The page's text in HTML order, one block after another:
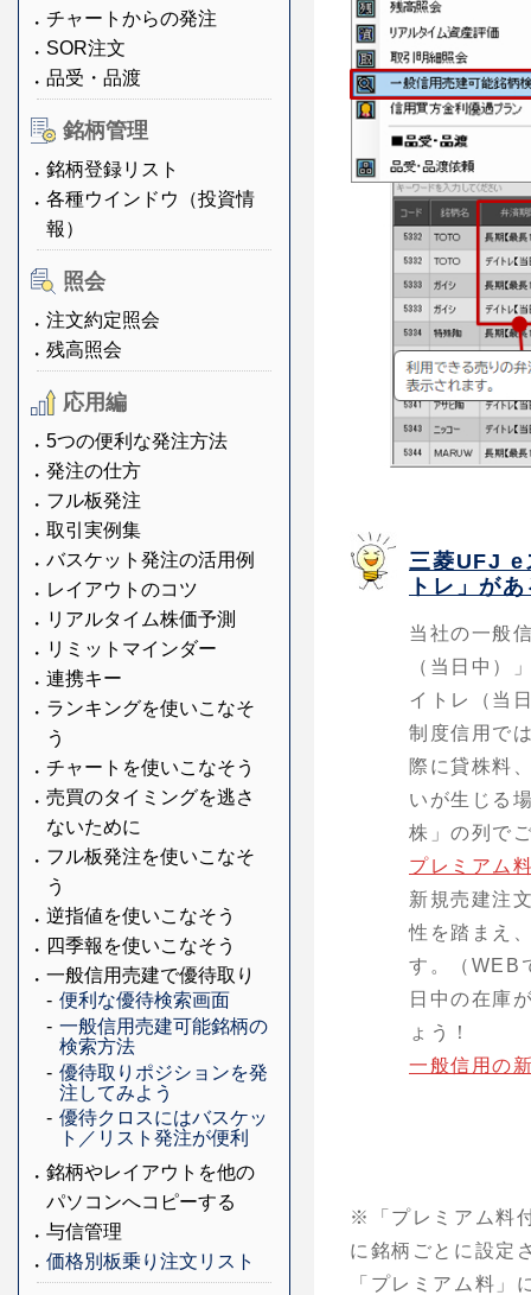
チャートからの発注
SOR注文
品受・品渡
銘柄管理
銘柄登録リスト
各種ウインドウ（投資情
報）
照会
注文約定照会
残高照会
応用編
5つの便利な発注方法
発注の仕方
フル板発注
取引実例集
バスケット発注の活用例
レイアウトのコツ
リアルタイム株価予測
リミットマインダー
連携キー
ランキングを使いこなそ
う
チャートを使いこなそう
売買のタイミングを逃さ
ないために
フル板発注を使いこなそ
う
逆指値を使いこなそう
四季報を使いこなそう
一般信用売建で優待取り
便利な優待検索画面
一般信用売建可能銘柄の
検索方法
優待取りポジションを発
注してみよう
優待クロスにはバスケッ
ト／リスト発注が便利
銘柄やレイアウトを他の
パソコンへコピーする
与信管理
価格別板乗り注文リスト
三菱UFJ e
トレ」が
当社の一般
（当日中）
イトレ（当
制度信用で
際に貸株料
いが生じる
株」の列で
プレミアム
新規売建注
性を踏まえ
す。（WEB
日中の在庫
ょう！
一般信用の
※「プレミアム料
に銘柄ごとに設定
「プレミアム料」